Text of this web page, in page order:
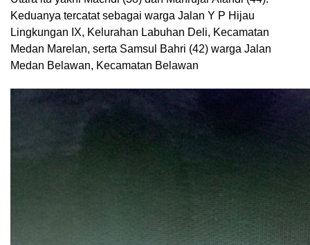
Keduanya tercatat sebagai warga Jalan Y P Hijau
Lingkungan IX, Kelurahan Labuhan Deli, Kecamatan
Medan Marelan, serta Samsul Bahri (42) warga Jalan
Medan Belawan, Kecamatan Belawan